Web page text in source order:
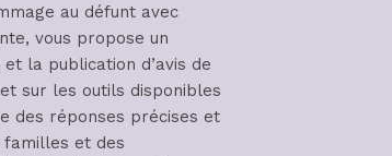
au défunt avec
vous propose un
la publication d’avis de
sur les outils disponibles
des réponses précises et
familles et des